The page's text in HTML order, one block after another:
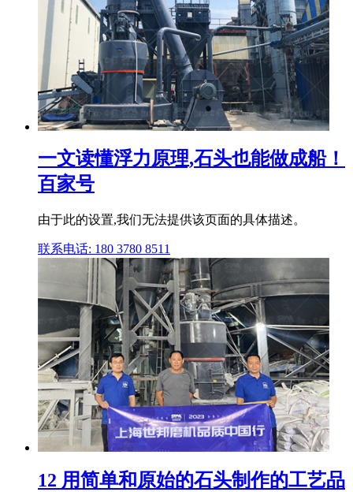
一文读懂浮力原理,石头也能做成船！
百家号
由于此的设置,我们无法提供该页面的具体描述。
联系电话: 180 3780 8511
12 用简单和原始的石头制作的工艺品